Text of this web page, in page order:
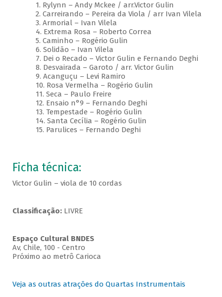
1. Rylynn – Andy Mckee / arr.Victor Gulin
2. Carreirando – Pereira da Viola / arr Ivan Vilela
3. Armorial – Ivan Vilela
4. Extrema Rosa – Roberto Correa
5. Caminho – Rogério Gulin
6. Solidão – Ivan Vilela
7. Dei o Recado – Victor Gulin e Fernando Deghi
8. Desvairada – Garoto / arr. Victor Gulin
9. Acanguçu – Levi Ramiro
10. Rosa Vermelha – Rogério Gulin
11. Seca – Paulo Freire
12. Ensaio n°9 – Fernando Deghi
13. Tempestade – Rogério Gulin
14. Santa Cecília – Rogério Gulin
15. Parulices – Fernando Deghi
Ficha técnica:
Victor Gulin – viola de 10 cordas
Classificação:LIVRE
Espaço Cultural BNDES
Av, Chile, 100 - Centro
Próximo ao metrô Carioca
Veja as outras atrações do Quartas Instrumentais